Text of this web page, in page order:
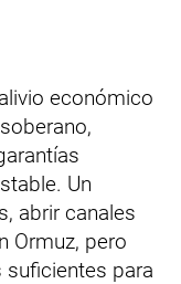
económico
Un
abrir canales
Ormuz, pero
suficientes para